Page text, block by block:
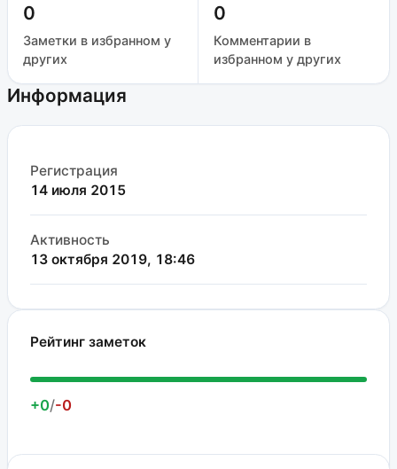
0
Заметки в избранном у
других
0
Комментарии в
избранном у других
Информация
Регистрация
14 июля 2015
Активность
13 октября 2019, 18:46
Рейтинг заметок
+0/-0